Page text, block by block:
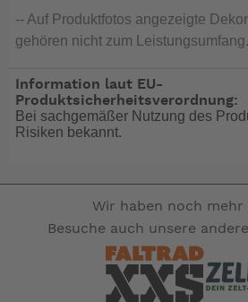
-- Auf Produktfotos angezeigte
gehören nicht zum
Information laut EU-
Produktsicherheitsverordnung:
Bei sachgemäßer Nutzung des
Risiken bekannt.
Wir haben noch mehr
Besuche auch unsere